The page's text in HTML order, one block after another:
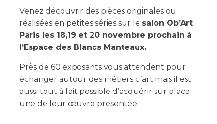
Venez découvrir des pièces originales ou
réalisées en petites séries sur le salon Ob’Art
Paris les 18,19 et 20 novembre prochain à
l’Espace des Blancs Manteaux.
Près de 60 exposants vous attendent pour
échanger autour des métiers d’art mais il est
aussi tout à fait possible d’acquérir sur place
une de leur œuvre présentée.